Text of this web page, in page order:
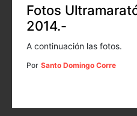
Fotos
2014.-
A continuación las fotos.
Por Santo Domingo Corre